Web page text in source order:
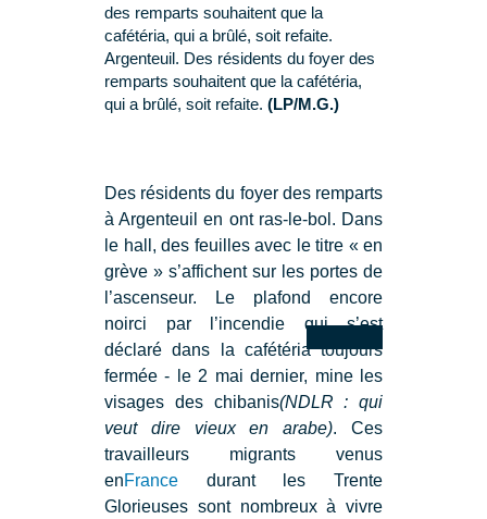
Argenteuil. Des résidents du foyer des
remparts souhaitent que la cafétéria,
qui a brûlé, soit refaite. (LP/M.G.)
Des résidents du foyer des remparts
à Argenteuil en ont ras-le-bol. Dans
le hall, des feuilles avec le titre « en
grève » s’affichent sur les portes de
l’ascenseur. Le plafond encore
noirci par l’incendie qui s’est
déclaré dans la cafétéria toujours
fermée - le 2 mai dernier, mine les
visages des chibanis(NDLR : qui
veut dire vieux en arabe). Ces
travailleurs migrants venus
enFrance durant les Trente
Glorieuses sont nombreux à vivre